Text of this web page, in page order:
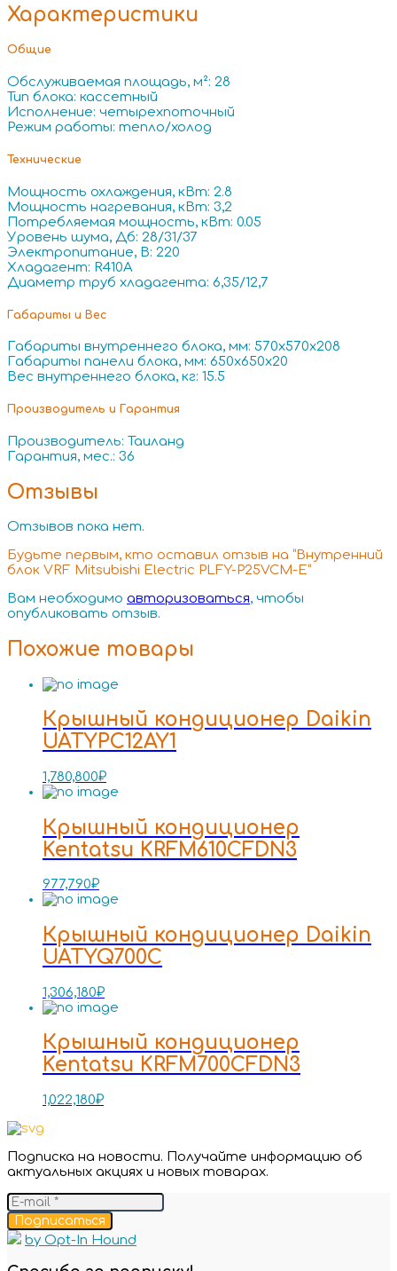
Характеристики
Общие
Обслуживаемая площадь, м²: 28
Тип блока: кассетный
Исполнение: четырехпоточный
Режим работы: тепло/холод
Технические
Мощность охлаждения, кВт: 2.8
Мощность нагревания, кВт: 3,2
Потребляемая мощность, кВт: 0.05
Уровень шума, Дб: 28/31/37
Электропитание, В: 220
Хладагент: R410A
Диаметр труб хладагента: 6,35/12,7
Габариты и Вес
Габариты внутреннего блока, мм: 570x570x208
Габариты панели блока, мм: 650x650x20
Вес внутреннего блока, кг: 15.5
Производитель и Гарантия
Производитель: Таиланд
Гарантия, мес.: 36
Отзывы
Отзывов пока нет.
Будьте первым, кто оставил отзыв на “Внутренний
блок VRF Mitsubishi Electric PLFY-P25VCM-E”
Вам необходимо авторизоваться, чтобы
опубликовать отзыв.
Похожие товары
Крышный кондиционер Daikin
UATYPC12AY1
1,780,800₽
Крышный кондиционер
Kentatsu KRFM610CFDN3
977,790₽
Крышный кондиционер Daikin
UATYQ700C
1,306,180₽
Крышный кондиционер
Kentatsu KRFM700CFDN3
1,022,180₽
Подписка на новости. Получайте информацию об
актуальных акциях и новых товарах.
Подписаться
by Opt-In Hound